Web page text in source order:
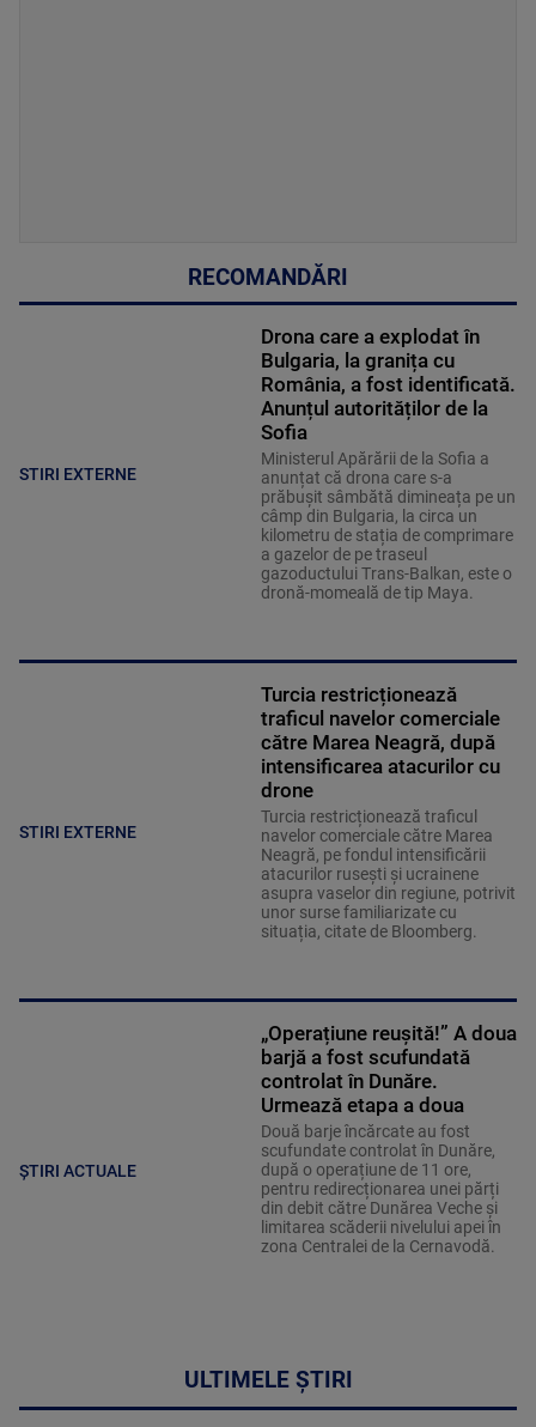
RECOMANDĂRI
STIRI EXTERNE
Drona care a explodat în
Bulgaria, la granița cu
România, a fost identificată.
Anunțul autorităților de la
Sofia
Ministerul Apărării de la Sofia a
anunțat că drona care s-a
prăbușit sâmbătă dimineața pe un
câmp din Bulgaria, la circa un
kilometru de stația de comprimare
a gazelor de pe traseul
gazoductului Trans-Balkan, este o
dronă-momeală de tip Maya.
STIRI EXTERNE
Turcia restricționează
traficul navelor comerciale
către Marea Neagră, după
intensificarea atacurilor cu
drone
Turcia restricționează traficul
navelor comerciale către Marea
Neagră, pe fondul intensificării
atacurilor rusești și ucrainene
asupra vaselor din regiune, potrivit
unor surse familiarizate cu
situația, citate de Bloomberg.
ȘTIRI ACTUALE
„Operațiune reușită!” A doua
barjă a fost scufundată
controlat în Dunăre.
Urmează etapa a doua
Două barje încărcate au fost
scufundate controlat în Dunăre,
după o operațiune de 11 ore,
pentru redirecționarea unei părți
din debit către Dunărea Veche și
limitarea scăderii nivelului apei în
zona Centralei de la Cernavodă.
ULTIMELE ȘTIRI